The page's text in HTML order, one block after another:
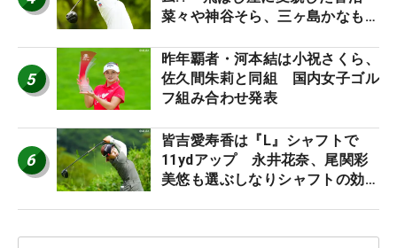
菜々や神谷そら、三ヶ島かなも使
ロたちの“飛ばしギア”】
5
昨年覇者・河本結は小祝さくら、
佐久間朱莉と同組 国内女子ゴル
フ組み合わせ発表
6
皆吉愛寿香は『L』シャフトで
11ydアップ 永井花奈、尾関彩
美悠も選ぶしなりシャフトの効果